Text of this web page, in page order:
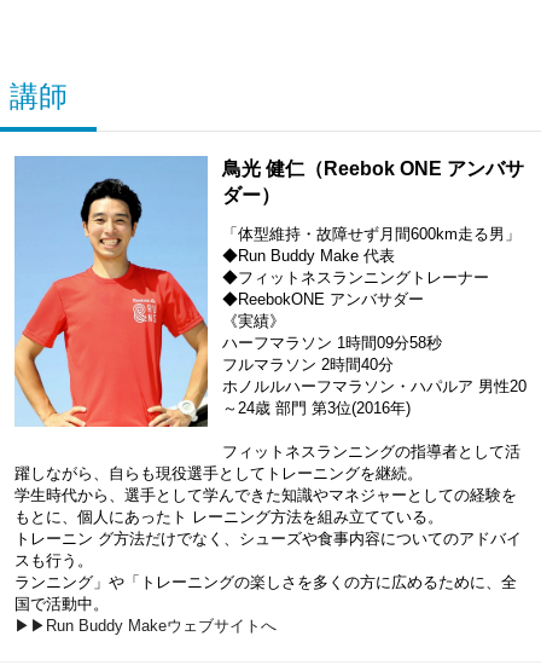
講師
鳥光 健仁（Reebok ONE アンバサ
ダー）
「体型維持・故障せず月間600km走る男」
◆Run Buddy Make 代表
◆フィットネスランニングトレーナー
◆ReebokONE アンバサダー
《実績》
ハーフマラソン 1時間09分58秒
フルマラソン 2時間40分
ホノルルハーフマラソン・ハパルア 男性20
～24歳 部門 第3位(2016年)
フィットネスランニングの指導者として活
躍しながら、自らも現役選手としてトレーニングを継続。
学生時代から、選手として学んできた知識やマネジャーとしての経験を
もとに、個人にあったト レーニング方法を組み立てている。
トレーニン グ方法だけでなく、シューズや食事内容についてのアドバイ
スも行う。
ランニング」や「トレーニングの楽しさを多くの方に広めるために、全
国で活動中。
▶▶Run Buddy Makeウェブサイトへ